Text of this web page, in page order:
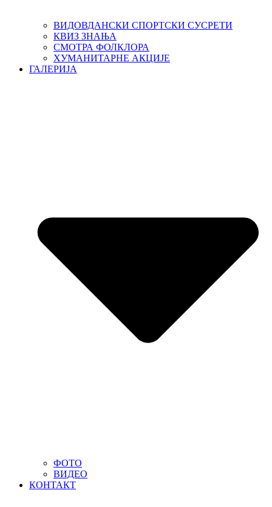
ВИДОВДАНСКИ СПОРТСКИ СУСРЕТИ
КВИЗ ЗНАЊА
СМОТРА ФОЛКЛОРА
ХУМАНИТАРНЕ АКЦИЈЕ
ГАЛЕРИЈА
ФОТО
ВИДЕО
КОНТАКТ